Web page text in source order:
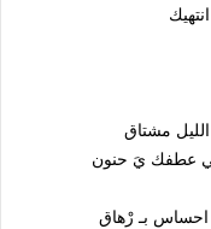
مشتاق
في عطفك يَ حنون
بـ رْهاق